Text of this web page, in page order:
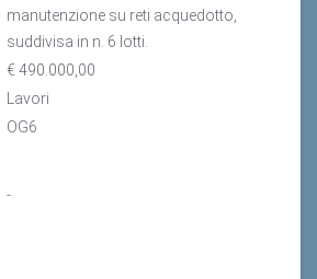
manutenzione su reti acquedotto,
suddivisa in n. 6 lotti.
€ 490.000,00
Lavori
OG6
-